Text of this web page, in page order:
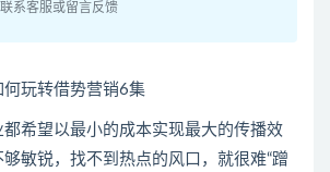
系客服或留言反馈
何玩转借势营销6集
都希望以最小的成本实现最大的传播效
敏锐，找不到热点的风口，就很难“蹭